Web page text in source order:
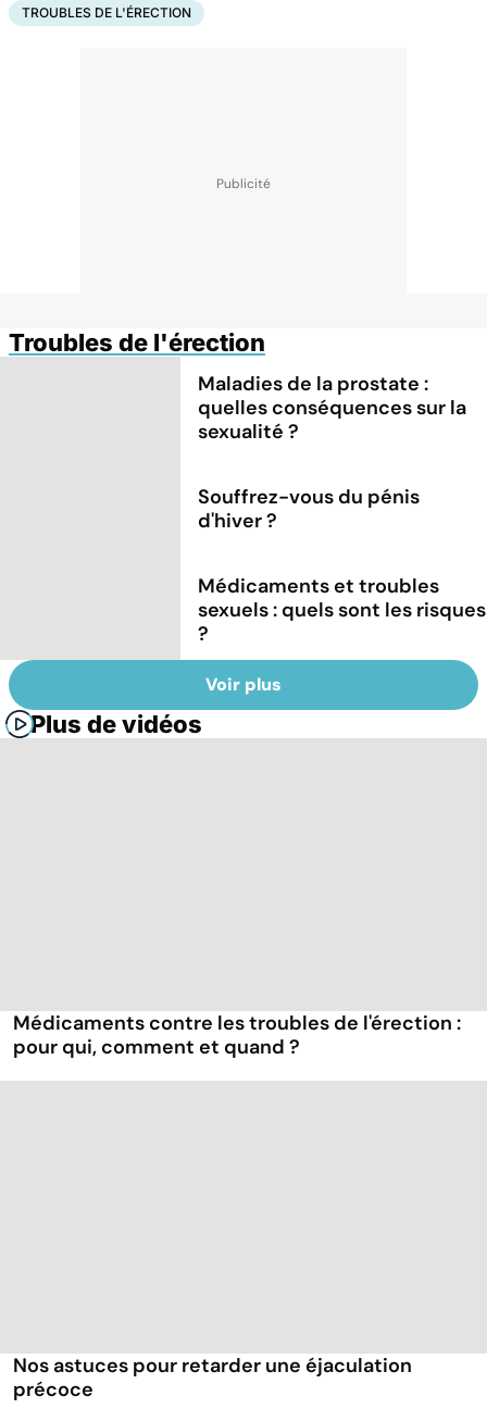
TROUBLES DE L'ÉRECTION
Troubles de l'érection
Maladies de la prostate :
quelles conséquences sur la
sexualité ?
Souffrez-vous du pénis
d'hiver ?
Médicaments et troubles
sexuels : quels sont les risques
?
Voir plus
Plus de vidéos
Médicaments contre les troubles de l'érection :
pour qui, comment et quand ?
Nos astuces pour retarder une éjaculation
précoce